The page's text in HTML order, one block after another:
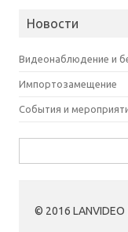
Новости
Видеонаблюдение и
Импортозамещение
События и
© 2016 LANVIDEO